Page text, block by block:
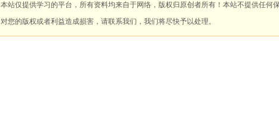
本站仅提供学习的平台，所有资料均来自于网络，版权归原创者所有！本站不提供任何
对您的版权或者利益造成损害，请联系我们，我们将尽快予以处理。